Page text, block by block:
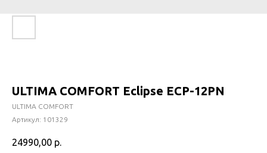
ULTIMA COMFORT Eclipse ECP-12PN
ULTIMA COMFORT
Артикул: 101329
24990,00 р.